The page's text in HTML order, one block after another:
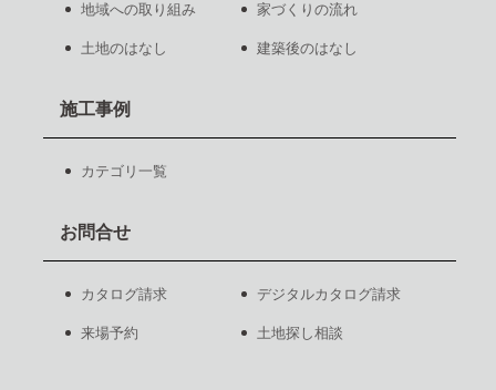
地域への取り組み 家づくりの流れ
土地のはなし 建築後のはなし
施工事例
カテゴリ一覧
お問合せ
カタログ請求 デジタルカタログ請求
来場予約 土地探し相談